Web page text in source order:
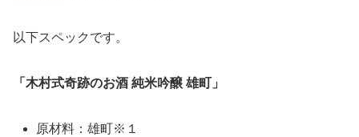
以下スペックです。
「木村式奇跡のお酒 純米吟醸 雄町」
原材料：雄町※１